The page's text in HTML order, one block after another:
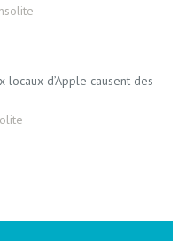
locaux d’Apple causent des